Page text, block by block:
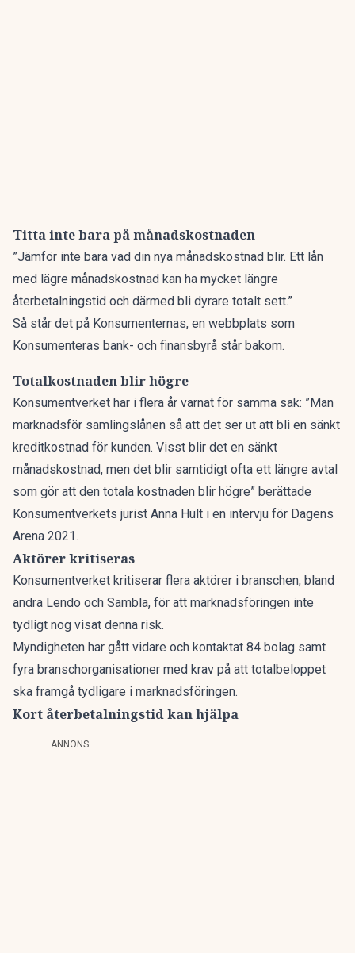
Titta inte bara på månadskostnaden
”Jämför inte bara vad din nya månadskostnad blir. Ett lån
med lägre månadskostnad kan ha mycket längre
återbetalningstid och därmed bli dyrare totalt sett.”
Så står det på Konsumenternas, en webbplats som
Konsumenteras bank- och finansbyrå står bakom.
Totalkostnaden blir högre
Konsumentverket har i flera år varnat för samma sak: ”Man
marknadsför samlingslånen så att det ser ut att bli en sänkt
kreditkostnad för kunden. Visst blir det en sänkt
månadskostnad, men det blir samtidigt ofta ett längre avtal
som gör att den totala kostnaden blir högre” berättade
Konsumentverkets jurist Anna Hult i en intervju för Dagens
Arena 2021.
Aktörer kritiseras
Konsumentverket kritiserar flera aktörer i branschen, bland
andra Lendo och Sambla, för att marknadsföringen inte
tydligt nog visat denna risk.
Myndigheten har gått vidare och kontaktat 84 bolag samt
fyra branschorganisationer med krav på att totalbeloppet
ska framgå tydligare i marknadsföringen.
Kort återbetalningstid kan hjälpa
ANNONS